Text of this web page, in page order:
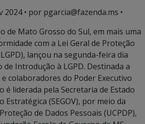
2024• por pgarcia@fazenda.ms •
de Mato Grosso do Sul, em mais uma
com a Lei Geral de Proteção
lançou na segunda-feira dia
de Introdução à LGPD. Destinada a
colaboradores do Poder Executivo
é liderada pela Secretaria de Estado
Estratégica (SEGOV), por meio da
de Dados Pessoais (UCPDP),